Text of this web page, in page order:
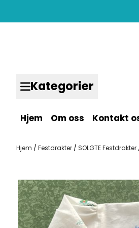
Kategorier
Hjem Om oss Kontakt
Hjem / Festdrakter / SOLGTE Festdrakter